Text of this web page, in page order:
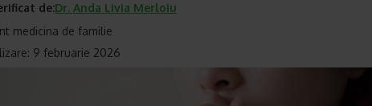
de:Dr. Anda Livia Merloiu
medicina de familie
9 februarie 2026